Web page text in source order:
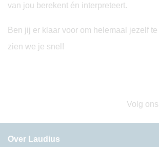
van jou berekent én interpreteert.
Ben jij er klaar voor om helemaal jezelf
zien we je snel!
Volg
Over Laudius